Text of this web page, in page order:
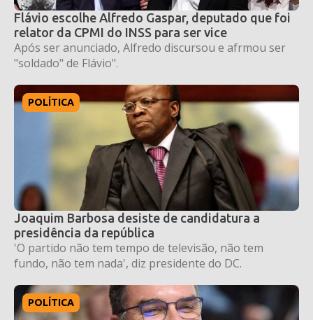
Flávio escolhe Alfredo Gaspar, deputado que foi
relator da CPMI do INSS para ser vice
Após ser anunciado, Alfredo discursou e afrmou ser
"soldado" de Flávio".
POLÍTICA
Joaquim Barbosa desiste de candidatura a
presidência da república
'O partido não tem tempo de televisão, não tem
fundo, não tem nada', diz presidente do DC.
POLÍTICA